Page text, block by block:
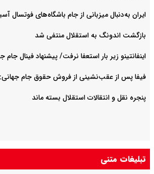
ایران به‌دنبال میزبانی از جام باشگاه‌های فوتسال
بازگشت اندونگ به استقلال منتفی شد
اینفانتینو زیر بار استعفا نرفت/ پیشنهاد فینال جام جهانی ۲۰۳۰
فیفا پس از عقب‌نشینی از فروش حقوق جام جهانی:
پنجره نقل و انتقالات استقلال بسته ماند
تبلیغات متنی